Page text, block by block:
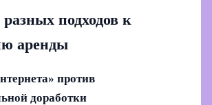
подходов к
аренды
против
доработки